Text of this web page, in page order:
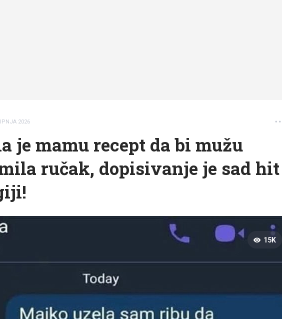
2026
je mamu recept da bi mužu
ručak, dopisivanje je sad hit
15K